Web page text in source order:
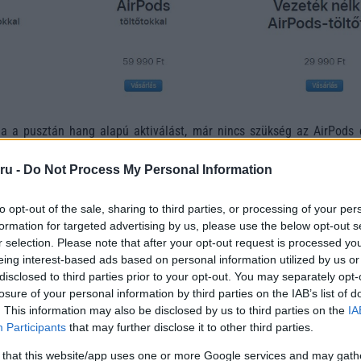
- Do Not Process My Personal Information
opt-out of the sale, sharing to third parties, or processing of your
for targeted advertising by us, please use the below opt-out
selection. Please note that after your opt-out request is processed
interest-based ads based on personal information utilized by us
to third parties prior to your opt-out. You may separately
of your personal information by third parties on the IAB’s list of
This information may also be disclosed by us to third parties on the
Participants that may further disclose it to other third parties.
that this website/app uses one or more Google services and may
a pusztán hang alapú aktiválást, már nincs szükség az AirPods
van szükség.
2019. március 20.
áron érhető el a tengerentúlon vezeték nélküli töltő tokkal
A korábbi AirPods tulajdonosok 79 dollárért megvásárolhatják a
az előbbiek 75 ezer/60 ezer és 30 ezer forintot jelentenek. Az
nem esett szó, melyet másfél éve ígér a cég. Az új AirPods
meg a megrendelőkhöz.